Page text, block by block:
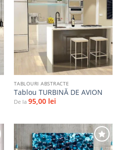
Adaugă
la
TABLOURI ABSTRACTE
Tablou TURBINĂ DE AVION
De la 95,00 lei